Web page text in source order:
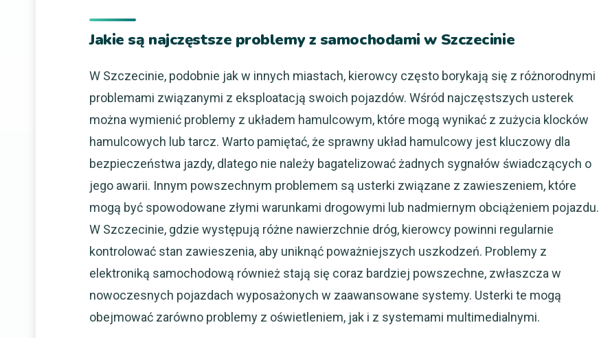
Jakie są najczęstsze problemy z samochodami w Szczecinie
W Szczecinie, podobnie jak w innych miastach, kierowcy często borykają się z różnorodnymi
problemami związanymi z eksploatacją swoich pojazdów. Wśród najczęstszych usterek
można wymienić problemy z układem hamulcowym, które mogą wynikać z zużycia klocków
hamulcowych lub tarcz. Warto pamiętać, że sprawny układ hamulcowy jest kluczowy dla
bezpieczeństwa jazdy, dlatego nie należy bagatelizować żadnych sygnałów świadczących o
jego awarii. Innym powszechnym problemem są usterki związane z zawieszeniem, które
mogą być spowodowane złymi warunkami drogowymi lub nadmiernym obciążeniem pojazdu.
W Szczecinie, gdzie występują różne nawierzchnie dróg, kierowcy powinni regularnie
kontrolować stan zawieszenia, aby uniknąć poważniejszych uszkodzeń. Problemy z
elektroniką samochodową również stają się coraz bardziej powszechne, zwłaszcza w
nowoczesnych pojazdach wyposażonych w zaawansowane systemy. Usterki te mogą
obejmować zarówno problemy z oświetleniem, jak i z systemami multimedialnymi.